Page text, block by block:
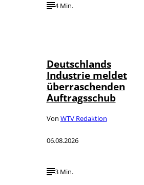
4 Min.
Deutschlands
Industrie meldet
überraschenden
Auftragsschub
Von WTV Redaktion
06.08.2026
3 Min.